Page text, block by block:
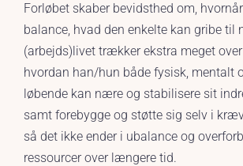
Forløbet skaber bevidsthed om,
balance, hvad den enkelte kan gribe til
(arbejds)livet trækker ekstra meget
hvordan han/hun både fysisk, mentalt
løbende kan nære og stabilisere sit
samt forebygge og støtte sig selv i
så det ikke ender i ubalance og
ressourcer over længere tid.